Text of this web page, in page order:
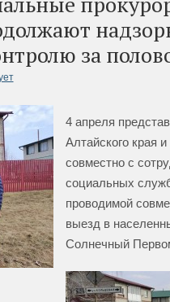
за
4 апреля
Алтайского края
совместно с
социальных
проводимой
выезд в
Солнечный